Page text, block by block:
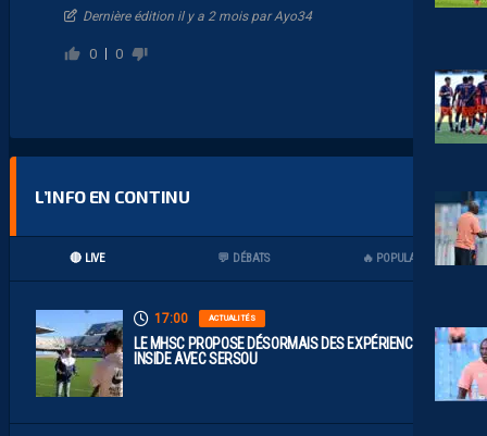
Dernière édition il y a 2 mois par Ayo34
0 0
L’INFO EN CONTINU
🔴 LIVE 💬 DÉBATS 🔥 POPULAIRES
17:00 ACTUALITÉS
LE MHSC PROPOSE DÉSORMAIS DES EXPÉRIENCES
INSIDE AVEC SERSOU